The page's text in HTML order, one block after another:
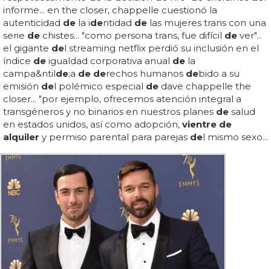
informe... en the closer, chappelle cuestionó la
autenticidad de la identidad de las mujeres trans con una
serie de chistes... "como persona trans, fue difícil de ver"...
el gigante del streaming netflix perdió su inclusión en el
índice de igualdad corporativa anual de la
campa&ntilde;a de derechos humanos debido a su
emisión del polémico especial de dave chappelle the
closer... "por ejemplo, ofrecemos atención integral a
transgéneros y no binarios en nuestros planes de salud
en estados unidos, así como adopción, vientre de
alquiler y permiso parental para parejas del mismo sexo...